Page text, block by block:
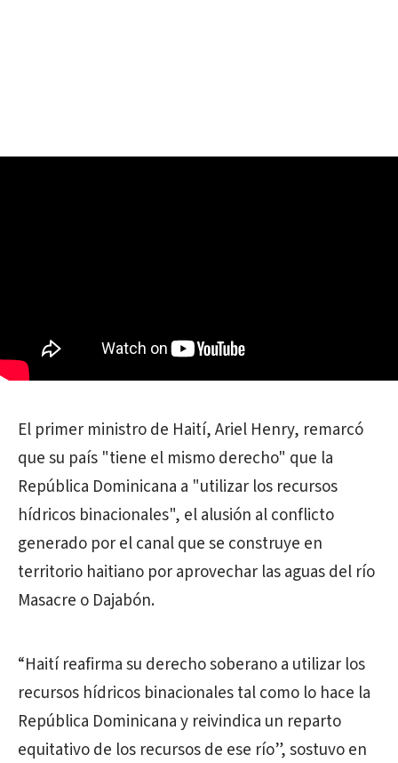
El primer ministro de Haití, Ariel Henry, remarcó
que su país "tiene el mismo derecho" que la
República Dominicana a "utilizar los recursos
hídricos binacionales", el alusión al conflicto
generado por el canal que se construye en
territorio haitiano por aprovechar las aguas del río
Masacre o Dajabón.
“Haití reafirma su derecho soberano a utilizar los
recursos hídricos binacionales tal como lo hace la
República Dominicana y reivindica un reparto
equitativo de los recursos de ese río”, sostuvo en